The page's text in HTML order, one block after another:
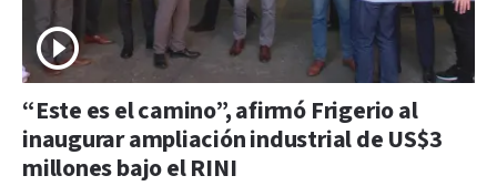
“Este es el camino”, afirmó Frigerio al
inaugurar ampliación industrial de US$3
millones bajo el RINI